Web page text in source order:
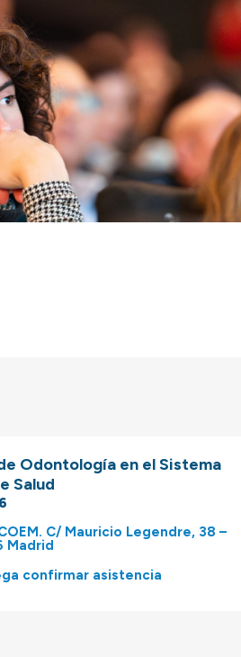
Odontología en el Sistema
Salud
C/ Mauricio Legendre, 38 –
Madrid
confirmar asistencia